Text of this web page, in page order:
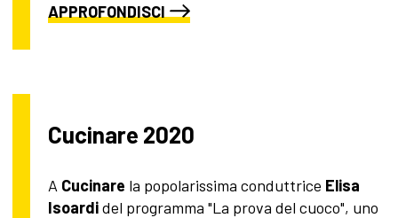
APPROFONDISCI
Cucinare 2020
A Cucinare la popolarissima conduttrice Elisa
Isoardidel programma "La prova del cuoco", uno